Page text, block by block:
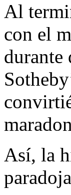
Al
con el
durante
Así, la